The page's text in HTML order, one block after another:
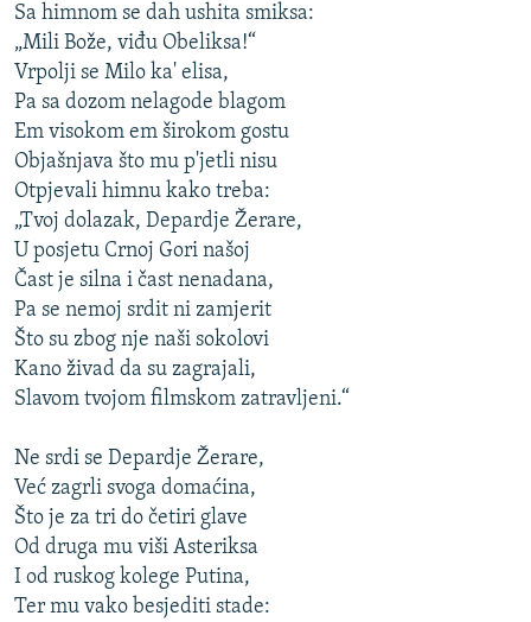
Sa himnom se dah ushita smiksa:
„Mili Bože, viđu Obeliksa!“
Vrpolji se Milo ka' elisa,
Pa sa dozom nelagode blagom
Em visokom em širokom gostu
Objašnjava što mu p'jetli nisu
Otpjevali himnu kako treba:
„Tvoj dolazak, Depardje Žerare,
U posjetu Crnoj Gori našoj
Čast je silna i čast nenadana,
Pa se nemoj srdit ni zamjerit
Što su zbog nje naši sokolovi
Kano živad da su zagrajali,
Slavom tvojom filmskom zatravljeni.“
Ne srdi se Depardje Žerare,
Već zagrli svoga domaćina,
Što je za tri do četiri glave
Od druga mu viši Asteriksa
I od ruskog kolege Putina,
Ter mu vako besjediti stade: